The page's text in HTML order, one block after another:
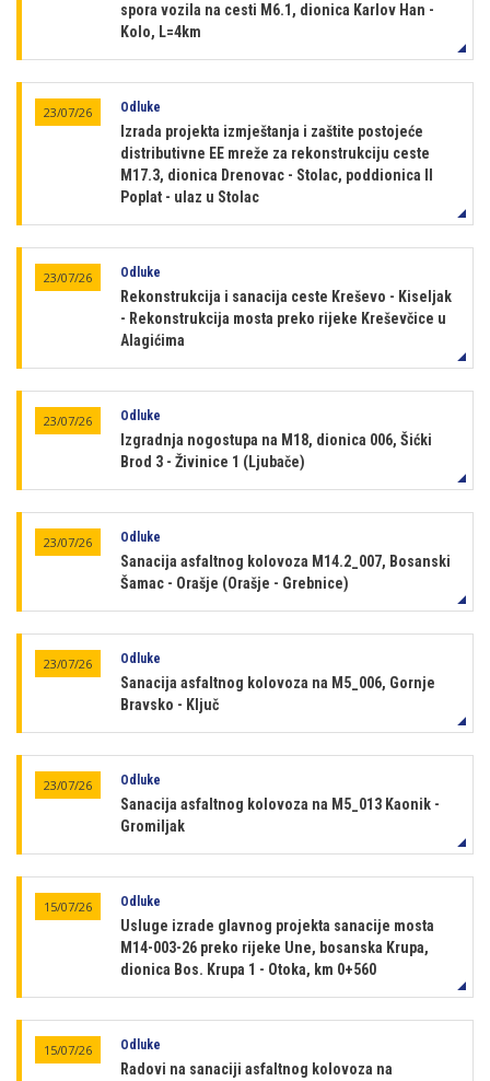
spora vozila na cesti M6.1, dionica Karlov Han -
Kolo, L=4km
23/07/26 Odluke
Izrada projekta izmještanja i zaštite postojeće
distributivne EE mreže za rekonstrukciju ceste
M17.3, dionica Drenovac - Stolac, poddionica II
Poplat - ulaz u Stolac
23/07/26 Odluke
Rekonstrukcija i sanacija ceste Kreševo - Kiseljak
- Rekonstrukcija mosta preko rijeke Kreševčice u
Alagićima
23/07/26 Odluke
Izgradnja nogostupa na M18, dionica 006, Šićki
Brod 3 - Živinice 1 (Ljubače)
23/07/26 Odluke
Sanacija asfaltnog kolovoza M14.2_007, Bosanski
Šamac - Orašje (Orašje - Grebnice)
23/07/26 Odluke
Sanacija asfaltnog kolovoza na M5_006, Gornje
Bravsko - Ključ
23/07/26 Odluke
Sanacija asfaltnog kolovoza na M5_013 Kaonik -
Gromiljak
15/07/26 Odluke
Usluge izrade glavnog projekta sanacije mosta
M14-003-26 preko rijeke Une, bosanska Krupa,
dionica Bos. Krupa 1 - Otoka, km 0+560
15/07/26 Odluke
Radovi na sanaciji asfaltnog kolovoza na